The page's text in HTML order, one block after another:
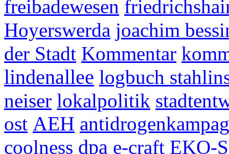
freibadewesen
Hoyerswerda joachim
der Stadt Kommentar
lindenallee logbuch
neiser lokalpolitik
ost AEH
coolness dpa e-craft EKO-